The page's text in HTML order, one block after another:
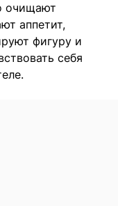
очищают
аппетит,
фигуру и
себя